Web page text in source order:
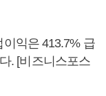
익은 413.7% 급
. [비즈니스포스